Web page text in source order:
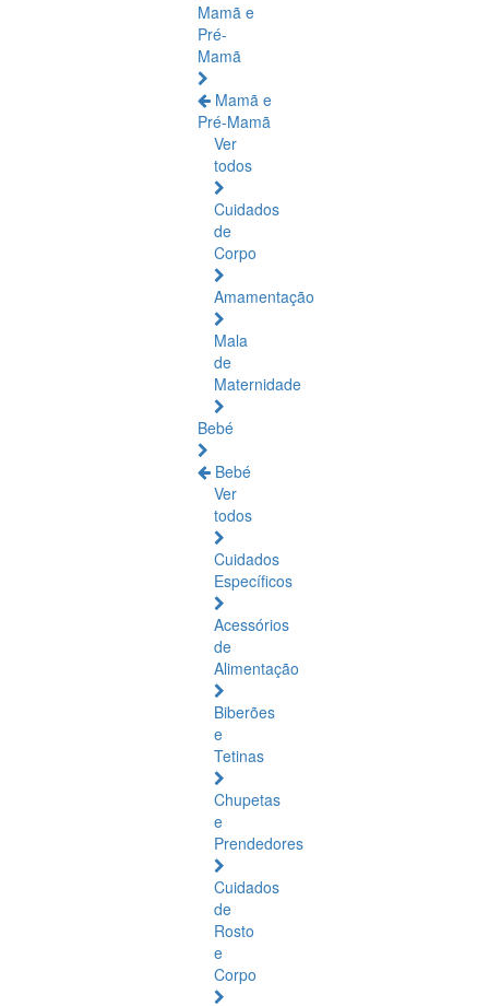
Mamã e
Pré-
Mamã
Mamã e
Pré-Mamã
Ver
todos
Cuidados
de
Corpo
Amamentação
Mala
de
Maternidade
Bebé
Bebé
Ver
todos
Cuidados
Específicos
Acessórios
de
Alimentação
Biberões
e
Tetinas
Chupetas
e
Prendedores
Cuidados
de
Rosto
e
Corpo